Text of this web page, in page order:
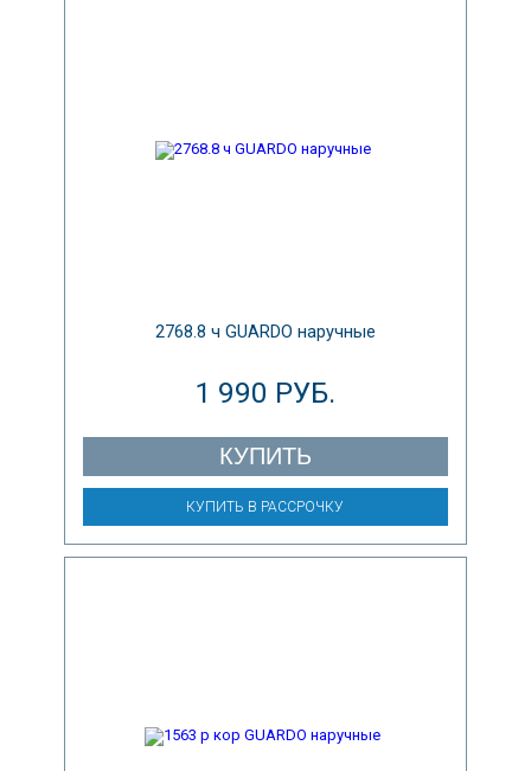
2768.8 ч GUARDO наручные
1 990 РУБ.
КУПИТЬ
КУПИТЬ В РАССРОЧКУ